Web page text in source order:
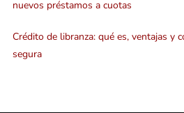
nuevos préstamos a cuotas
Crédito de libranza: qué es, ventajas y
segura